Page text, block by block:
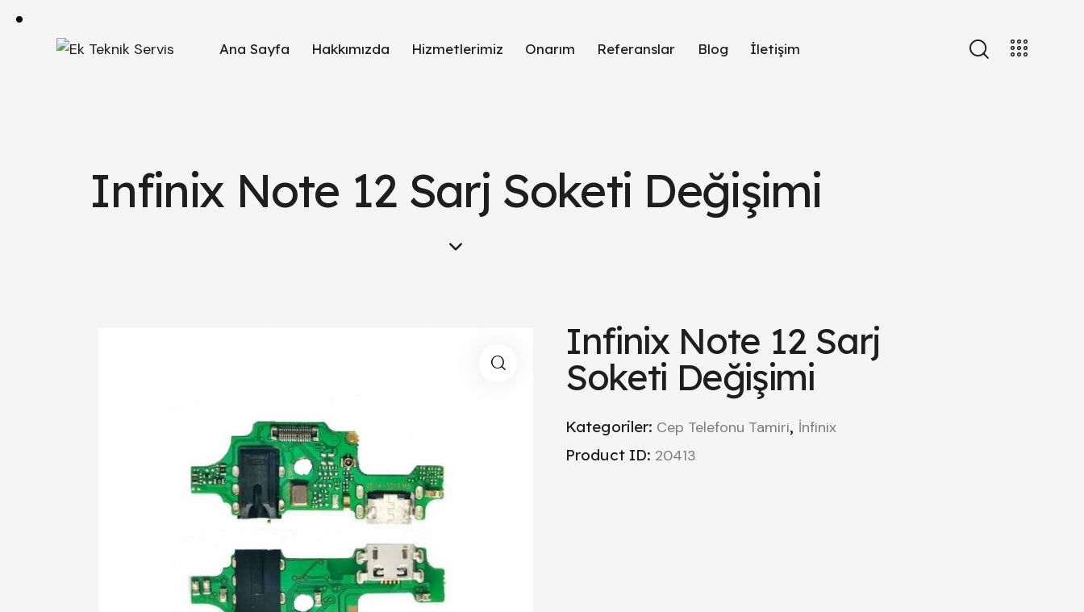
Ana Sayfa Hakkımızda Hizmetlerimiz Onarım Referanslar Blog İletişim
Infinix Note 12 Sarj Soketi Değişimi
Infinix Note 12 Sarj
Soketi Değişimi
Kategoriler: Cep Telefonu Tamiri, İnfinix
Product ID: 20413